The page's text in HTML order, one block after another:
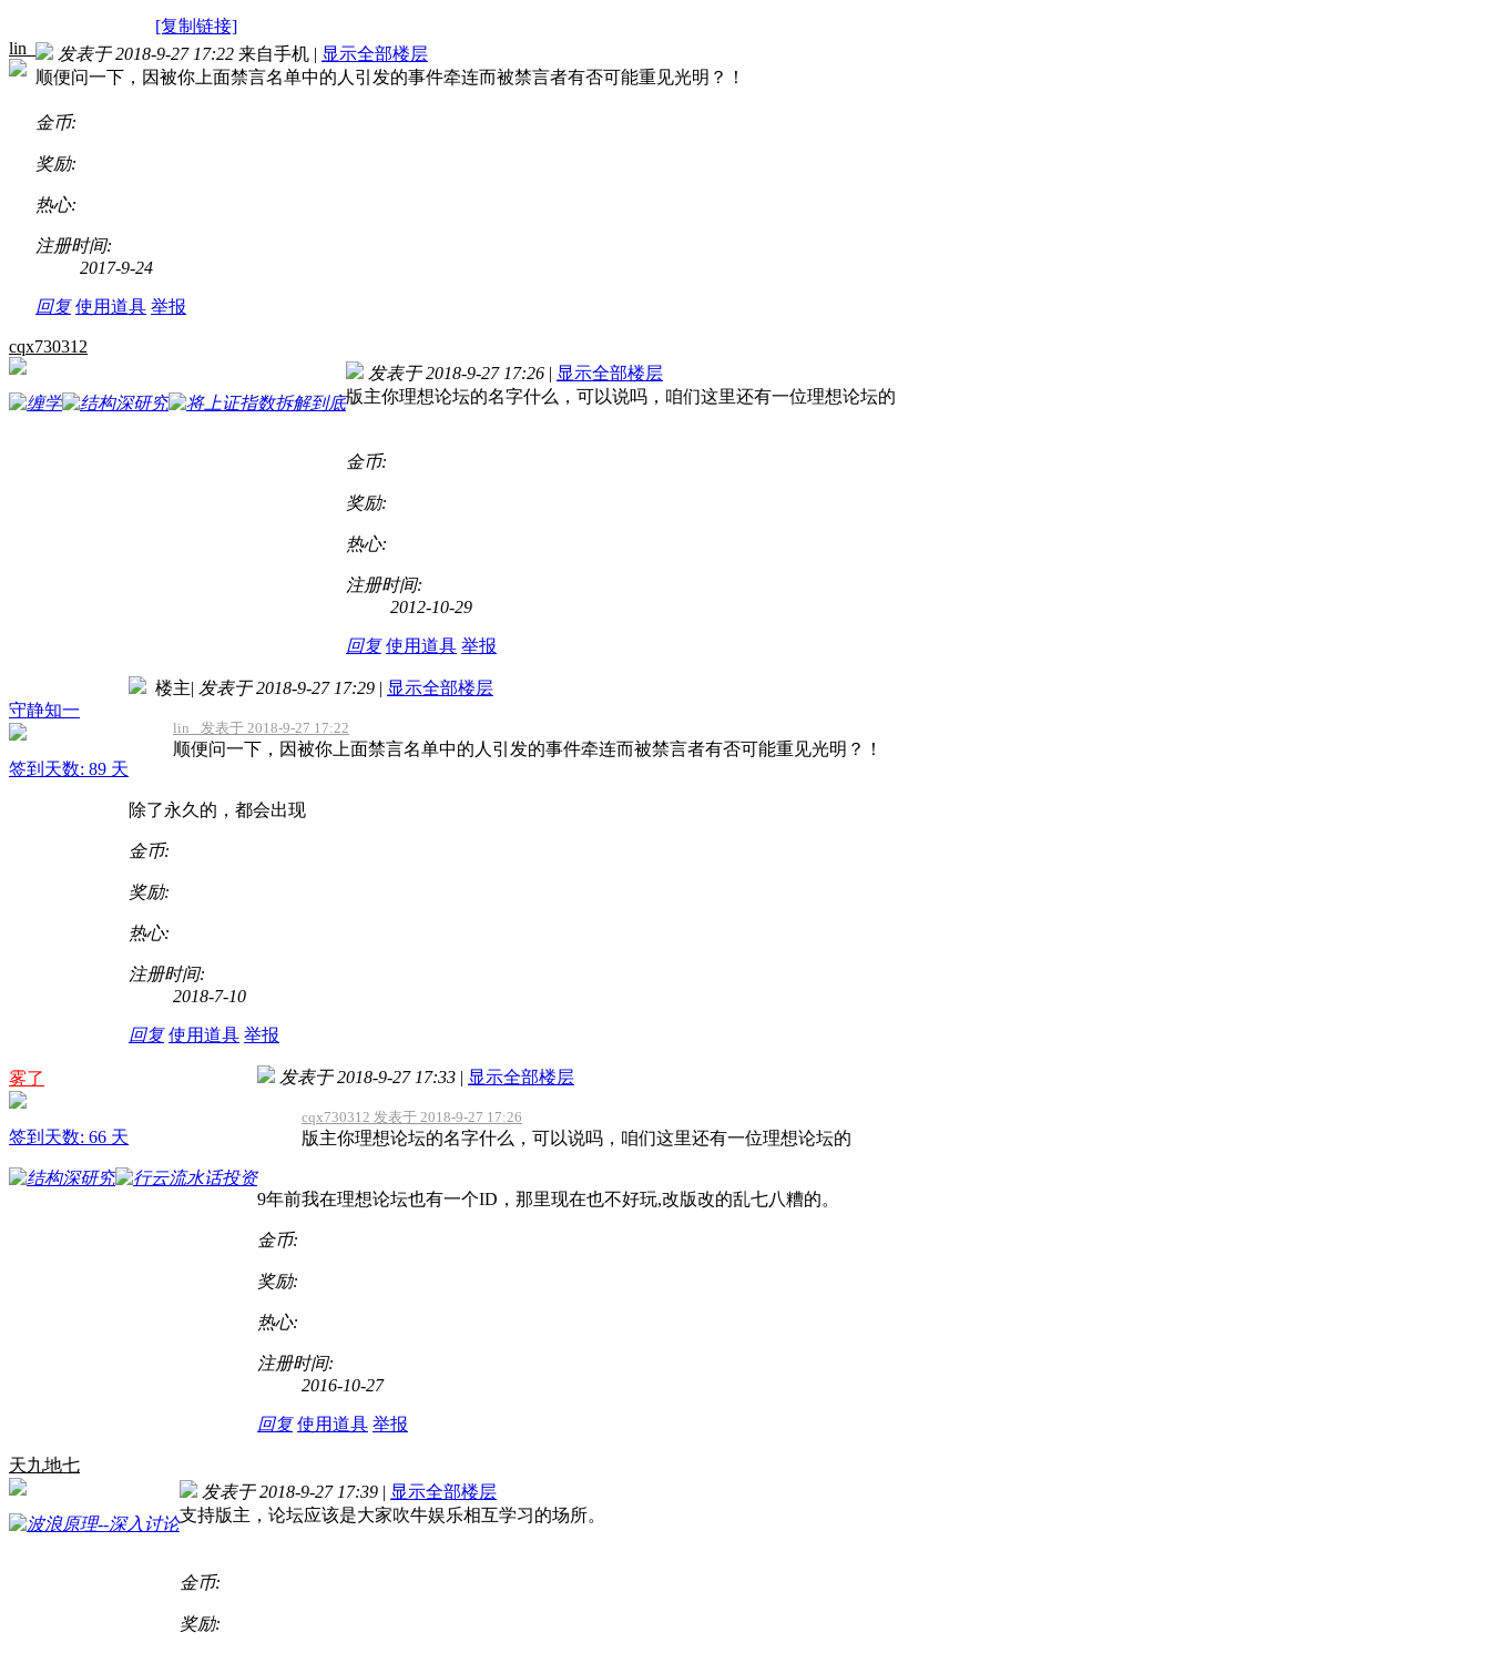
[复制链接]
lin_
发表于 2018-9-27 17:22 来自手机 | 显示全部楼层
顺便问一下，因被你上面禁言名单中的人引发的事件牵连而被禁言者有否可能重见光明？！
金币:
奖励:
热心:
注册时间:
2017-9-24
回复 使用道具 举报
cqx730312
发表于 2018-9-27 17:26 | 显示全部楼层
版主你理想论坛的名字什么，可以说吗，咱们这里还有一位理想论坛的
金币:
奖励:
热心:
注册时间:
2012-10-29
回复 使用道具 举报
守静知一
签到天数: 89 天
楼主| 发表于 2018-9-27 17:29 | 显示全部楼层
lin_ 发表于 2018-9-27 17:22
顺便问一下，因被你上面禁言名单中的人引发的事件牵连而被禁言者有否可能重见光明？！
除了永久的，都会出现
金币:
奖励:
热心:
注册时间:
2018-7-10
回复 使用道具 举报
雾了
签到天数: 66 天
发表于 2018-9-27 17:33 | 显示全部楼层
cqx730312 发表于 2018-9-27 17:26
版主你理想论坛的名字什么，可以说吗，咱们这里还有一位理想论坛的
9年前我在理想论坛也有一个ID，那里现在也不好玩,改版改的乱七八糟的。
金币:
奖励:
热心:
注册时间:
2016-10-27
回复 使用道具 举报
天九地七
发表于 2018-9-27 17:39 | 显示全部楼层
支持版主，论坛应该是大家吹牛娱乐相互学习的场所。
金币:
奖励: